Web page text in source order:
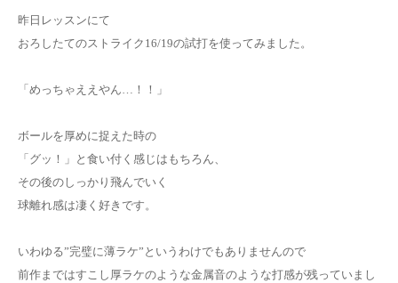
昨日レッスンにて
おろしたてのストライク16/19の試打を使ってみました。
「めっちゃええやん…！！」
ボールを厚めに捉えた時の
「グッ！」と食い付く感じはもちろん、
その後のしっかり飛んでいく
球離れ感は凄く好きです。
いわゆる”完璧に薄ラケ”というわけでもありませんので
前作まではすこし厚ラケのような金属音のような打感が残っていまし